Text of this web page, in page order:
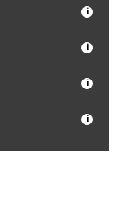
i
i
i
i